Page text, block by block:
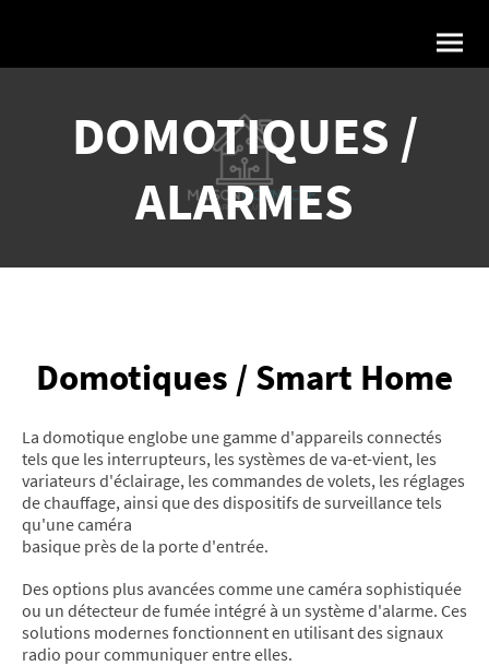
DOMOTIQUES /
ALARMES
Domotiques / Smart Home
La domotique englobe une gamme d'appareils connectés
tels que les interrupteurs, les systèmes de va-et-vient, les
variateurs d'éclairage, les commandes de volets, les réglages
de chauffage, ainsi que des dispositifs de surveillance tels
qu'une caméra
basique près de la porte d'entrée.
Des options plus avancées comme une caméra sophistiquée
ou un détecteur de fumée intégré à un système d'alarme. Ces
solutions modernes fonctionnent en utilisant des signaux
radio pour communiquer entre elles.